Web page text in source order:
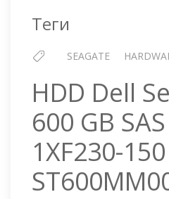
Теги
SEAGATE
HDD Dell
600 GB
1XF230-